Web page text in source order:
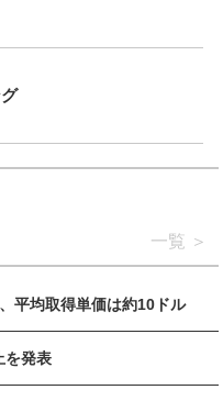
一覧
平均取得単価は約10ドル
を発表